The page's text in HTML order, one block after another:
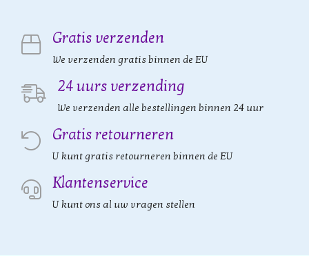
Gratis verzenden
We verzenden gratis binnen de EU
24 uurs verzending
We verzenden alle bestellingen binnen 24 uur
Gratis retourneren
U kunt gratis retourneren binnen de EU
Klantenservice
U kunt ons al uw vragen stellen